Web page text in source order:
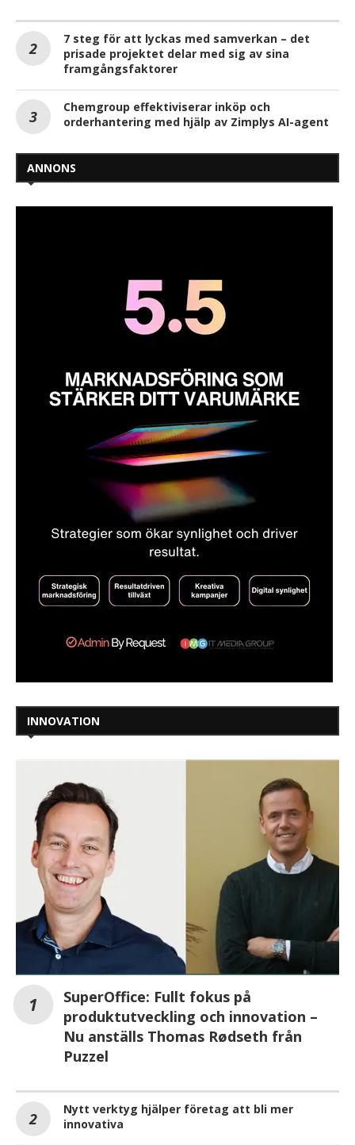
7 steg för att lyckas med samverkan – det
prisade projektet delar med sig av sina
framgångsfaktorer
Chemgroup effektiviserar inköp och
orderhantering med hjälp av Zimplys AI-agent
ANNONS
INNOVATION
SuperOffice: Fullt fokus på
produktutveckling och innovation –
Nu anställs Thomas Rødseth från
Puzzel
Nytt verktyg hjälper företag att bli mer
innovativa